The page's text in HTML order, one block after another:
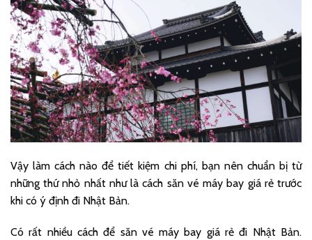
Vậy làm cách nào để tiết kiệm chi phí, bạn nên chuẩn bị từ
những thứ nhỏ nhất như là cách săn vé máy bay giá rẻ trước
khi có ý định đi Nhật Bản.
Có rất nhiều cách để săn vé máy bay giá rẻ đi Nhật Bản.